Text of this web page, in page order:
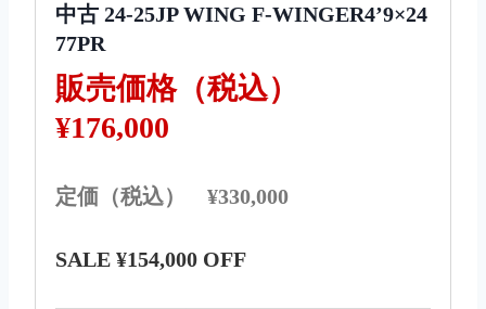
中古 24-25JP WING F-WINGER4’9×24
77PR
販売価格（税込）
¥176,000
定価（税込） ¥330,000
SALE ¥154,000 OFF